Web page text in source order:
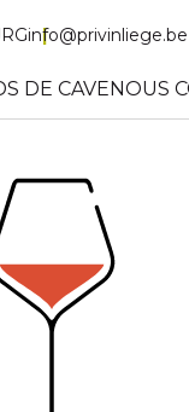
info@privinliege.be
DE CAVENOUS